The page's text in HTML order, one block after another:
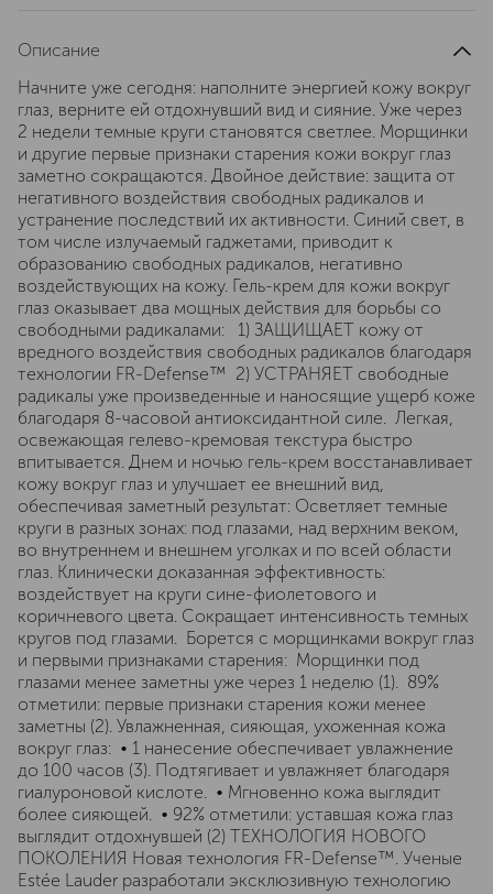
Описание
Начните уже сегодня: наполните энергией кожу вокруг
глаз, верните ей отдохнувший вид и сияние. Уже через
2 недели темные круги становятся светлее. Морщинки
и другие первые признаки старения кожи вокруг глаз
заметно сокращаются. Двойное действие: защита от
негативного воздействия свободных радикалов и
устранение последствий их активности. Синий свет, в
том числе излучаемый гаджетами, приводит к
образованию свободных радикалов, негативно
воздействующих на кожу. Гель-крем для кожи вокруг
глаз оказывает два мощных действия для борьбы со
свободными радикалами: 1) ЗАЩИЩАЕТ кожу от
вредного воздействия свободных радикалов благодаря
технологии FR-Defense™ 2) УСТРАНЯЕТ свободные
радикалы уже произведенные и наносящие ущерб коже
благодаря 8-часовой антиоксидантной силе. Легкая,
освежающая гелево-кремовая текстура быстро
впитывается. Днем и ночью гель-крем восстанавливает
кожу вокруг глаз и улучшает ее внешний вид,
обеспечивая заметный результат: Осветляет темные
круги в разных зонах: под глазами, над верхним веком,
во внутреннем и внешнем уголках и по всей области
глаз. Клинически доказанная эффективность:
воздействует на круги сине-фиолетового и
коричневого цвета. Сокращает интенсивность темных
кругов под глазами. Борется с морщинками вокруг глаз
и первыми признаками старения: Морщинки под
глазами менее заметны уже через 1 неделю (1). 89%
отметили: первые признаки старения кожи менее
заметны (2). Увлажненная, сияющая, ухоженная кожа
вокруг глаз: • 1 нанесение обеспечивает увлажнение
до 100 часов (3). Подтягивает и увлажняет благодаря
гиалуроновой кислоте. • Мгновенно кожа выглядит
более сияющей. • 92% отметили: уставшая кожа глаз
выглядит отдохнувшей (2) ТЕХНОЛОГИЯ НОВОГО
ПОКОЛЕНИЯ Новая технология FR-Defense™. Ученые
Estée Lauder разработали эксклюзивную технологию